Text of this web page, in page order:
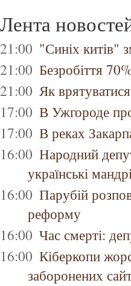
Лента
21:00 "Синіх китів"
21:00 Безробіття
21:00 Як
17:00 В Ужгороде
17:00 В реках
16:00 Народний
українські
16:00 Парубій
реформу
16:00 Час смерті:
16:00 Кіберкопи
заборонених